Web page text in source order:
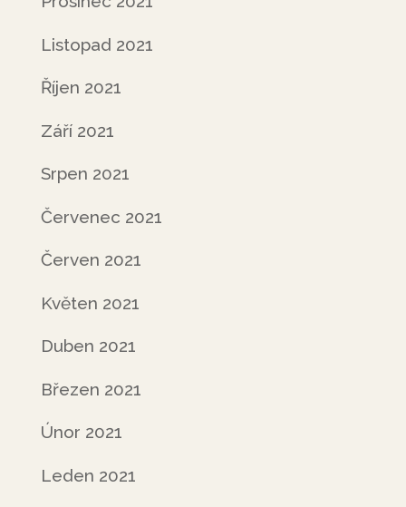
Listopad 2021
Říjen 2021
Září 2021
Srpen 2021
Červenec 2021
Červen 2021
Květen 2021
Duben 2021
Březen 2021
Únor 2021
Leden 2021